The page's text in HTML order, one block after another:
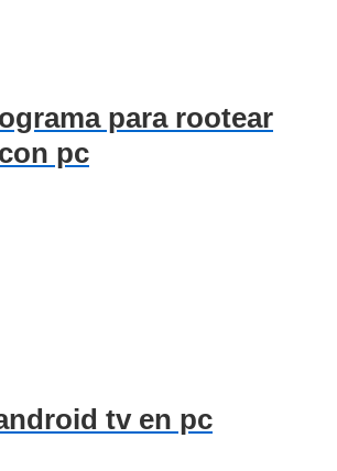
para rootear
pc
tv en pc